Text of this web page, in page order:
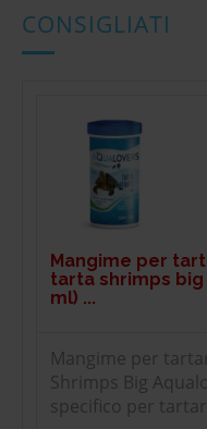
CONSIGLIATI
Mangime per
tarta shrimps big
ml) ...
Mangime per
Shrimps Big
specifico per